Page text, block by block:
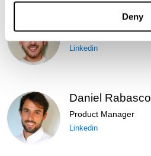
Deny
Lukas Häring
Head of AI
Linkedin
Daniel Rabasco
Product Manager
Linkedin